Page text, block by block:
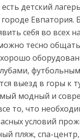
детский
Евпатория.
себя во всех
тесно
хорошо
выезд в горы к
модный и
то, что
условий
пляж, спа-